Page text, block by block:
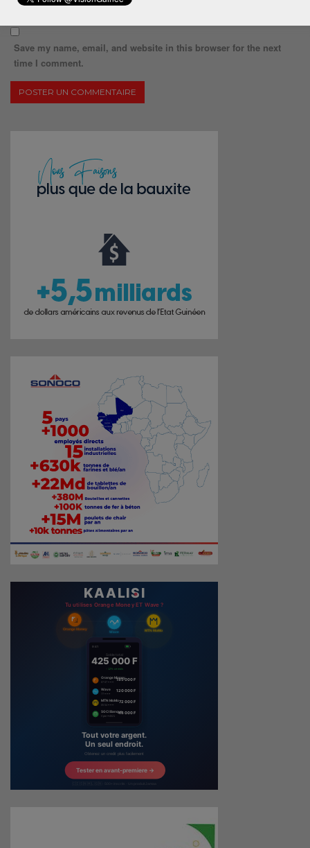
Save my name, email, and website in this browser for the next
time I comment.